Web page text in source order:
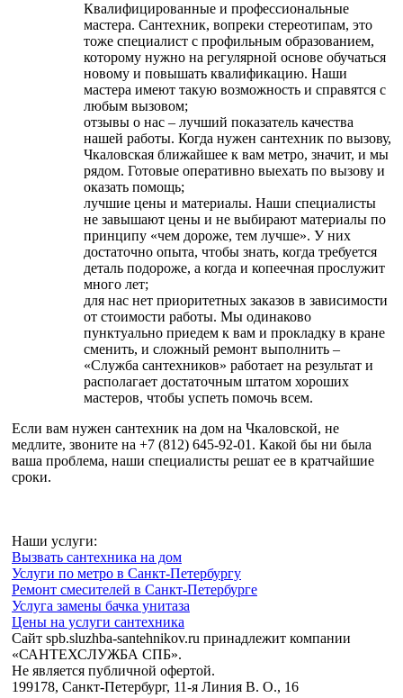
Квалифицированные и профессиональные
мастера. Сантехник, вопреки стереотипам, это
тоже специалист с профильным образованием,
которому нужно на регулярной основе обучаться
новому и повышать квалификацию. Наши
мастера имеют такую возможность и справятся с
любым вызовом;
отзывы о нас – лучший показатель качества
нашей работы. Когда нужен сантехник по вызову,
Чкаловская ближайшее к вам метро, значит, и мы
рядом. Готовые оперативно выехать по вызову и
оказать помощь;
лучшие цены и материалы. Наши специалисты
не завышают цены и не выбирают материалы по
принципу «чем дороже, тем лучше». У них
достаточно опыта, чтобы знать, когда требуется
деталь подороже, а когда и копеечная прослужит
много лет;
для нас нет приоритетных заказов в зависимости
от стоимости работы. Мы одинаково
пунктуально приедем к вам и прокладку в кране
сменить, и сложный ремонт выполнить –
«Служба сантехников» работает на результат и
располагает достаточным штатом хороших
мастеров, чтобы успеть помочь всем.
Если вам нужен сантехник на дом на Чкаловской, не
медлите, звоните на +7 (812) 645-92-01. Какой бы ни была
ваша проблема, наши специалисты решат ее в кратчайшие
сроки.
Наши услуги:
Вызвать сантехника на дом
Услуги по метро в Санкт-Петербургу
Ремонт смесителей в Санкт-Петербурге
Услуга замены бачка унитаза
Цены на услуги сантехника
Сайт spb.sluzhba-santehnikov.ru принадлежит компании
«САНТЕХСЛУЖБА СПБ».
Не является публичной офертой.
199178, Санкт-Петербург, 11-я Линия В. О., 16